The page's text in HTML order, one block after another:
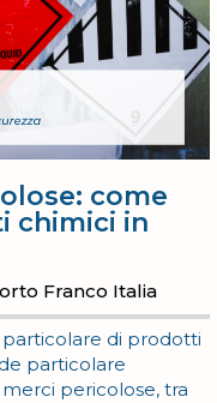
come
chimici in
Franco Italia
di prodotti
particolare
pericolose, tra